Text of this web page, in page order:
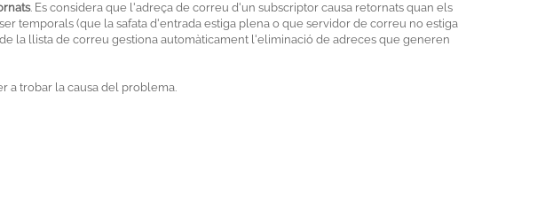
. Es considera que l'adreça de correu d'un subscriptor causa retornats quan els
temporals (que la safata d'entrada estiga plena o que servidor de correu no estiga
la llista de correu gestiona automàticament l'eliminació de adreces que generen
a trobar la causa del problema.